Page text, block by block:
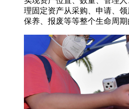
理固定资产从采购、申请、领
保养、报废等等整个生命周期